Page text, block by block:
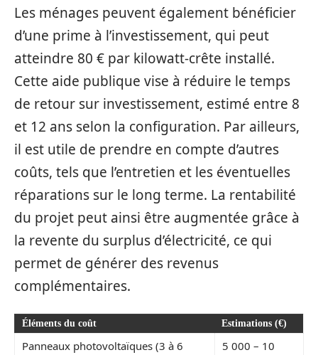
Les ménages peuvent également bénéficier
d’une prime à l’investissement, qui peut
atteindre 80 € par kilowatt-crête installé.
Cette aide publique vise à réduire le temps
de retour sur investissement, estimé entre 8
et 12 ans selon la configuration. Par ailleurs,
il est utile de prendre en compte d’autres
coûts, tels que l’entretien et les éventuelles
réparations sur le long terme. La rentabilité
du projet peut ainsi être augmentée grâce à
la revente du surplus d’électricité, ce qui
permet de générer des revenus
complémentaires.
Éléments du coût Estimations (€)
Panneaux photovoltaïques (3 à 6
5 000 – 10